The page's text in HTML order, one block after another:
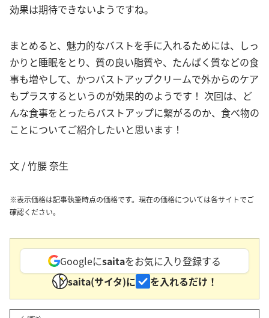
効果は期待できないようですね。
まとめると、魅力的なバストを手に入れるためには、しっ
かりと睡眠をとり、質の良い脂質や、たんぱく質などの食
事も増やして、かつバストアップクリームで外からのケア
もプラスするというのが効果的のようです！ 次回は、ど
んな食事をとったらバストアップに繋がるのか、食べ物の
ことについてご紹介したいと思います！
文 / 竹腰 奈生
※表示価格は記事執筆時点の価格です。現在の価格については各サイトでご
確認ください。
Googleにsaitaをお気に入り登録する
saita(サイタ)に
を入れるだけ！